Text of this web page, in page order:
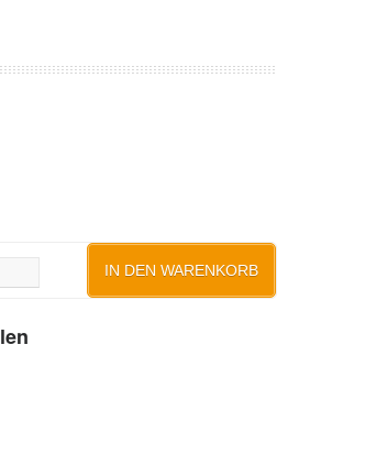
IN DEN WARENKORB
Marmorheizung HE 600L P 3 quantity